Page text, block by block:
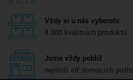
Vždy si u nás vyberete
4 000 kvalitních produktů
Jsme vždy poblíž
nejširší síť domácích